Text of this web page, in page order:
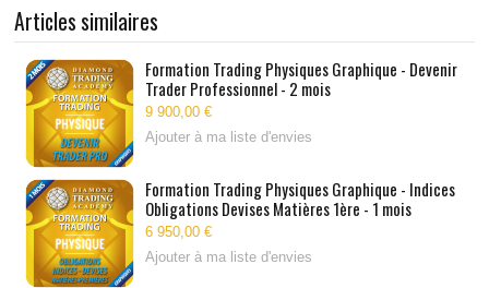
Articles similaires
Formation Trading Physiques Graphique - Devenir
Trader Professionnel - 2 mois
9 900,00 €
Ajouter à ma liste d'envies
Formation Trading Physiques Graphique - Indices
Obligations Devises Matières 1ère - 1 mois
6 950,00 €
Ajouter à ma liste d'envies